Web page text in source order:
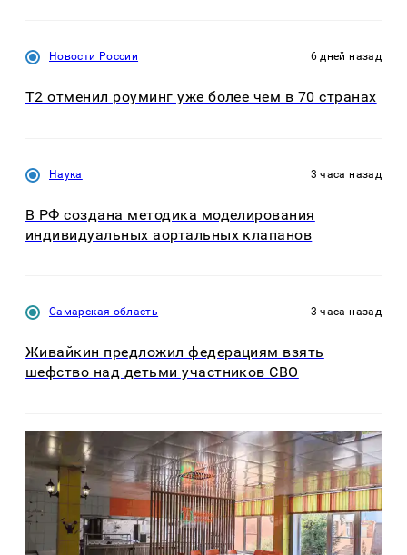
Новости России 6 дней назад
Т2 отменил роуминг уже более чем в 70 странах
Наука 3 часа назад
В РФ создана методика моделирования
индивидуальных аортальных клапанов
Самарская область 3 часа назад
Живайкин предложил федерациям взять
шефство над детьми участников СВО